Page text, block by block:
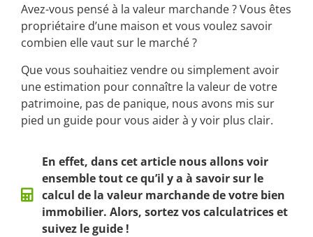
Avez-vous pensé à la valeur marchande ? Vous êtes
propriétaire d’une maison et vous voulez savoir
combien elle vaut sur le marché ?
Que vous souhaitiez vendre ou simplement avoir
une estimation pour connaître la valeur de votre
patrimoine, pas de panique, nous avons mis sur
pied un guide pour vous aider à y voir plus clair.
En effet, dans cet article nous allons voir
ensemble tout ce qu’il y a à savoir sur le
calcul de la valeur marchande de votre bien
immobilier. Alors, sortez vos calculatrices et
suivez le guide !